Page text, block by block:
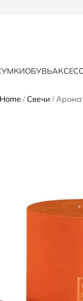
ОБУВЬ
Home / Свечи /